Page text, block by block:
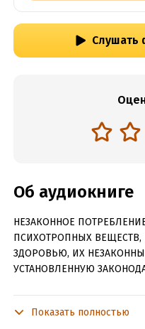
Слушать
Об аудиокниге
НЕЗАКОННОЕ
ПСИХОТРОПНЫХ ВЕЩЕСТВ,
ЗДОРОВЬЮ, ИХ
УСТАНОВЛЕННУЮ
встречались на страницах
Показать полностью